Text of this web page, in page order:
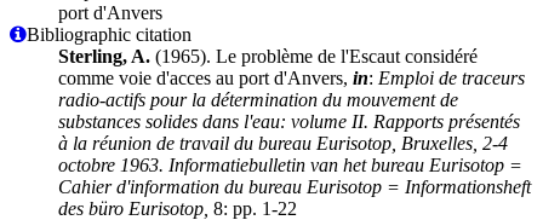
port d'Anvers
Bibliographic citation
Sterling, A. (1965). Le problème de l'Escaut considéré
comme voie d'acces au port d'Anvers, in: Emploi de traceurs
radio-actifs pour la détermination du mouvement de
substances solides dans l'eau: volume II. Rapports présentés
à la réunion de travail du bureau Eurisotop, Bruxelles, 2-4
octobre 1963. Informatiebulletin van het bureau Eurisotop =
Cahier d'information du bureau Eurisotop = Informationsheft
des büro Eurisotop, 8: pp. 1-22